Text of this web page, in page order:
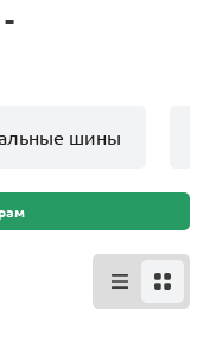
шины